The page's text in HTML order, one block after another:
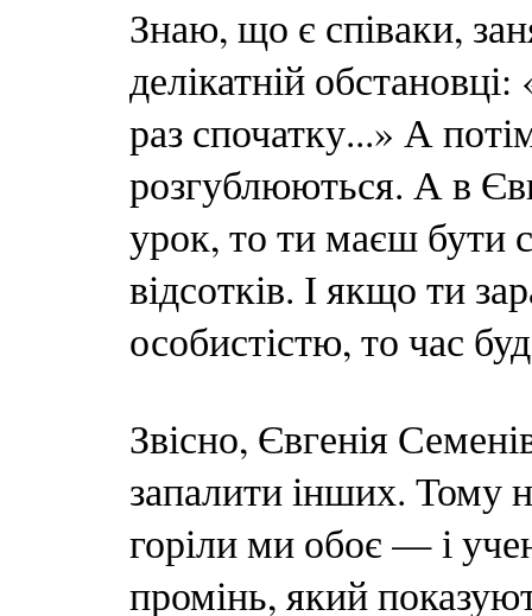
Знаю, що є співаки,
делікатній
раз спочатку...» А
розгублюються. А в
урок, то ти маєш бути
відсотків. І якщо ти
особистістю, то час
Звісно, Євгенія
запалити інших. Тому
горіли ми обоє — і
промінь, який